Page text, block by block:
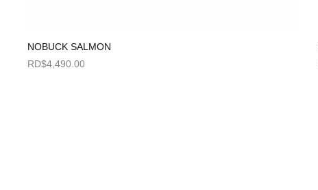
NOBUCK SALMON
RD$4,490.00